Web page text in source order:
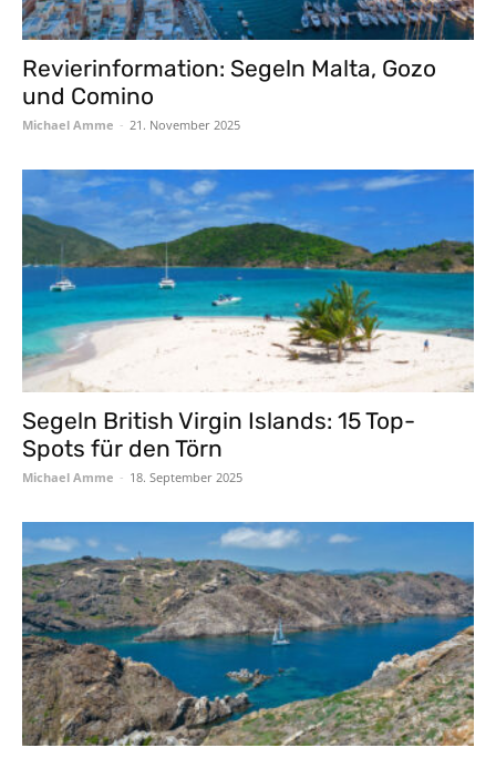
Revierinformation: Segeln Malta, Gozo
und Comino
Michael Amme - 21. November 2025
Segeln British Virgin Islands: 15 Top-
Spots für den Törn
Michael Amme - 18. September 2025